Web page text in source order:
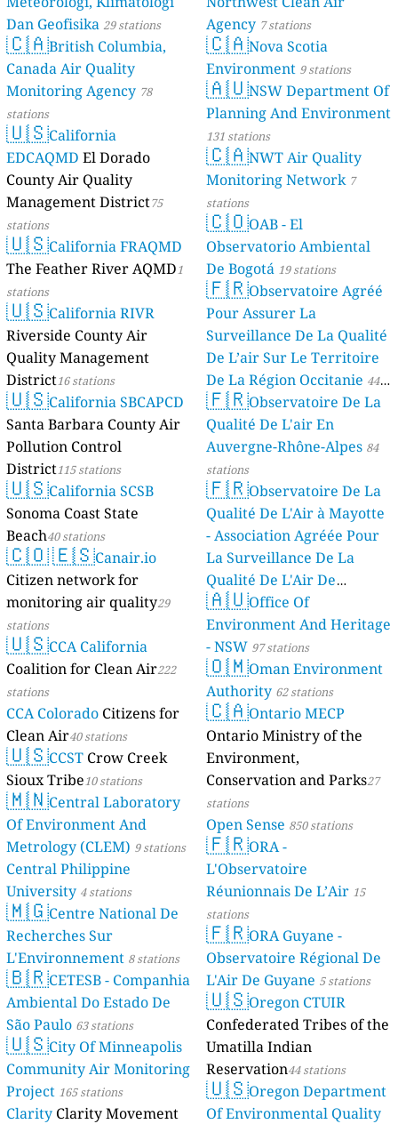
Dan Geofisika 29 stations
🇨🇦British Columbia,
Canada Air Quality
Monitoring Agency 78
stations
🇺🇸California
EDCAQMD El Dorado
County Air Quality
Management District75
stations
🇺🇸California FRAQMD
The Feather River AQMD1
stations
🇺🇸California RIVR
Riverside County Air
Quality Management
District16 stations
🇺🇸California SBCAPCD
Santa Barbara County Air
Pollution Control
District115 stations
🇺🇸California SCSB
Sonoma Coast State
Beach40 stations
🇨🇴🇪🇸Canair.io
Citizen network for
monitoring air quality29
stations
🇺🇸CCA California
Coalition for Clean Air222
stations
CCA Colorado Citizens for
Clean Air40 stations
🇺🇸CCST Crow Creek
Sioux Tribe10 stations
🇲🇳Central Laboratory
Of Environment And
Metrology (CLEM) 9 stations
Central Philippine
University 4 stations
🇲🇬Centre National De
Recherches Sur
L'Environnement 8 stations
🇧🇷CETESB - Companhia
Ambiental Do Estado De
São Paulo 63 stations
🇺🇸City Of Minneapolis
Community Air Monitoring
Project 165 stations
Clarity Clarity Movement
Agency 7 stations
🇨🇦Nova Scotia
Environment 9 stations
🇦🇺NSW Department Of
Planning And Environment
131 stations
🇨🇦NWT Air Quality
Monitoring Network 7
stations
🇨🇴OAB - El
Observatorio Ambiental
De Bogotá 19 stations
🇫🇷Observatoire Agréé
Pour Assurer La
Surveillance De La Qualité
De L’air Sur Le Territoire
De La Région Occitanie 44
stations
🇫🇷Observatoire De La
Qualité De L'air En
Auvergne-Rhône-Alpes 84
stations
🇫🇷Observatoire De La
Qualité De L'Air à Mayotte
- Association Agréée Pour
La Surveillance De La
Qualité De L'Air De
Mayotte 4 stations
🇦🇺Office Of
Environment And Heritage
- NSW 97 stations
🇴🇲Oman Environment
Authority 62 stations
🇨🇦Ontario MECP
Ontario Ministry of the
Environment,
Conservation and Parks27
stations
Open Sense 850 stations
🇫🇷ORA -
L'Observatoire
Réunionnais De L’Air 15
stations
🇫🇷ORA Guyane -
Observatoire Régional De
L'Air De Guyane 5 stations
🇺🇸Oregon CTUIR
Confederated Tribes of the
Umatilla Indian
Reservation44 stations
🇺🇸Oregon Department
Of Environmental Quality